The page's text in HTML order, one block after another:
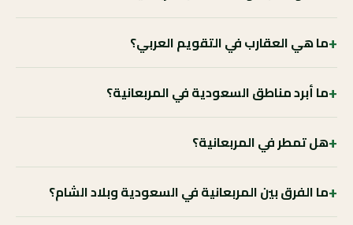
+ما هي العقارب في التقويم العربي؟
+ما أبرد مناطق السعودية في المربعانية؟
+هل تمطر في المربعانية؟
+ما الفرق بين المربعانية في السعودية وبلاد الشام؟